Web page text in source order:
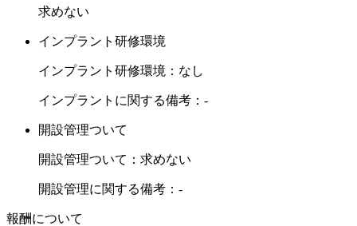
求めない
インプラント研修環境
インプラント研修環境：なし
インプラントに関する備考：-
開設管理ついて
開設管理ついて：求めない
開設管理に関する備考：-
報酬について